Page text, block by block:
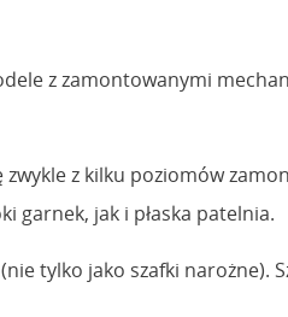
z zamontowanymi
z kilku poziomów
garnek, jak i płaska patelnia.
tylko jako szafki narożne).